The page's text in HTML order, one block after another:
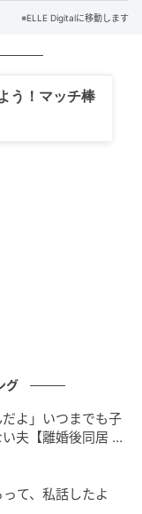
堂で行われる毎
もに参列したジ
はおそろいのネ
※ELLE Digitalに移動します
う！マッチ棒
グ
だよ」いつまでも子
夫【離婚後同居 Vo
て、私話したよ